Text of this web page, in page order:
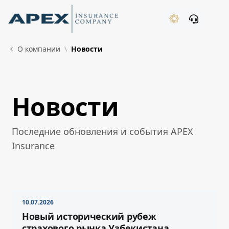
Skip to Main Content
О компании Новости
Новости
Последние обновления и события APEX
Insurance
10.07.2026
Новый исторический рубеж
New
What's New